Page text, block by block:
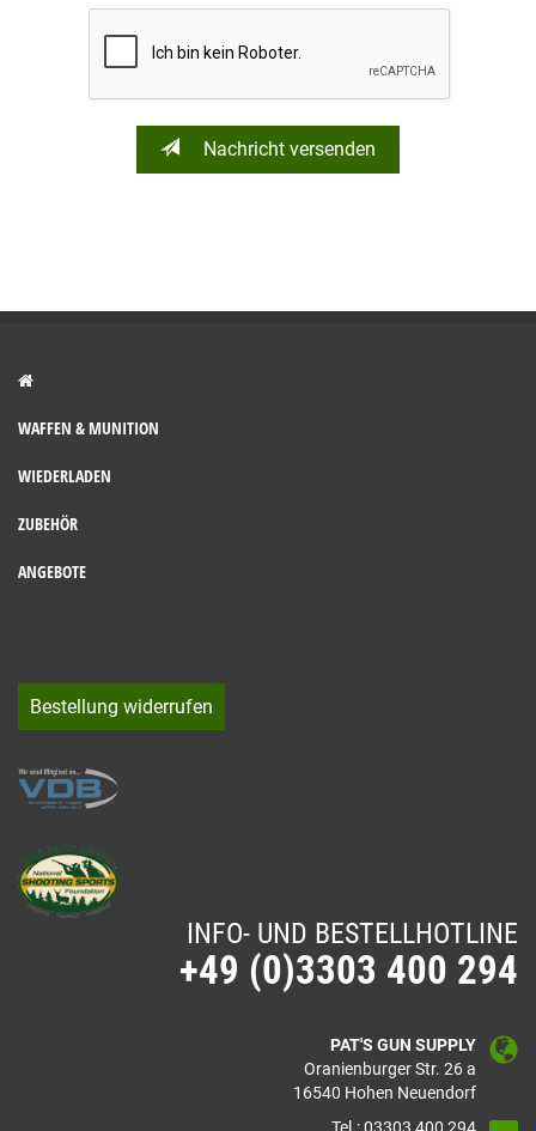
Nachricht versenden
WAFFEN & MUNITION
WIEDERLADEN
ZUBEHÖR
ANGEBOTE
Bestellung widerrufen
INFO- UND BESTELLHOTLINE
+49 (0)3303 400 294
PAT'S GUN SUPPLY
Oranienburger Str. 26 a
16540 Hohen Neuendorf
Tel.: 03303 400 294